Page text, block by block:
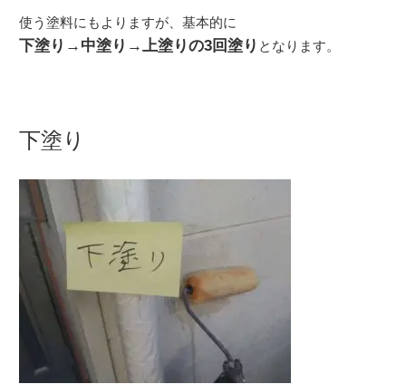
使う塗料にもよりますが、基本的に
下塗り→中塗り→上塗りの3回塗り となります。
下塗り